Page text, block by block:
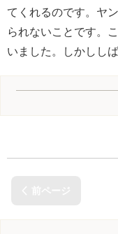
てくれるのです。ヤ
られないことです。
いました。しかしし